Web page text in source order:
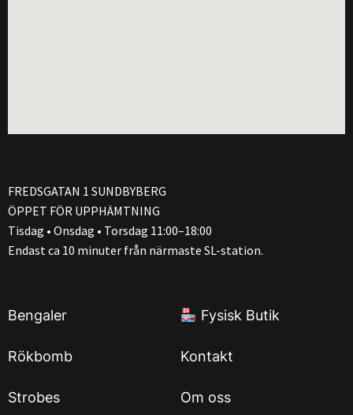
FREDSGATAN 1 SUNDBYBERG
ÖPPET FÖR UPPHÄMTNING
Tisdag • Onsdag • Torsdag 11:00–18:00
Endast ca 10 minuter från närmaste SL-station.
Bengaler
Rökbomb
Strobes
Fysisk Butik
Kontakt
Om oss